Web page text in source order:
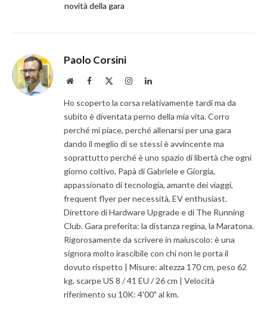
novità della gara
Paolo Corsini
WebsiteFacebook InstagramLinkedIn
Ho scoperto la corsa relativamente tardi ma da
subito è diventata perno della mia vita. Corro
perché mi piace, perché allenarsi per una gara
dando il meglio di se stessi è avvincente ma
soprattutto perché è uno spazio di libertà che ogni
giorno coltivo. Papà di Gabriele e Giorgia,
appassionato di tecnologia, amante dei viaggi,
frequent flyer per necessità, EV enthusiast.
Direttore di Hardware Upgrade e di The Running
Club. Gara preferita: la distanza regina, la Maratona.
Rigorosamente da scrivere in maiuscolo: è una
signora molto irascibile con chi non le porta il
dovuto rispetto | Misure: altezza 170 cm, peso 62
kg, scarpe US 8 / 41 EU / 26 cm | Velocità
riferimento su 10K: 4'00" al km.